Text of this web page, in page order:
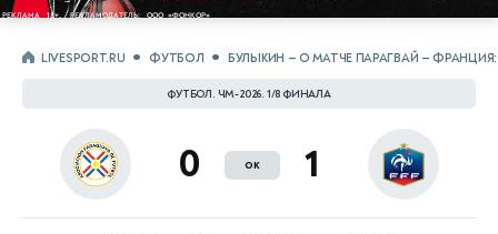
LIVESPORT.RU ФУТБОЛ БУЛЫКИН — О МАТЧЕ ПАРАГВАЙ —
ФУТБОЛ. ЧМ-2026. 1/8 ФИНАЛА
0 ок 1